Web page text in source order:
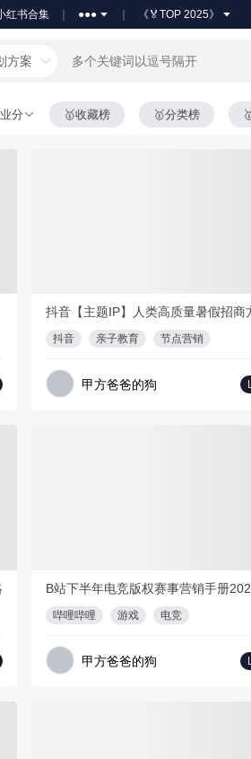
红书合集 ●●● 《🏅TOP 2025》
方案
分 🥇收藏榜 🥇分类榜
抖音【主题IP】人类高质量暑假招商
抖音 亲子教育 节点营销
甲方爸爸的狗
B站下半年电竞版权赛事营销手册
哔哩哔哩 游戏 电竞
甲方爸爸的狗